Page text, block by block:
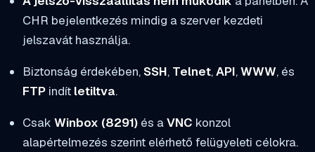
CHR bejelentkezés mindig a szerver kezdeti
jelszavát használja.
Biztonság érdekében,SSH, Telnet,API,WWW, és
FTPindít letiltva.
Csak Winbox (8291)és aVNC konzol
alapértelmezés szerint elérhető felügyeleti célokra.